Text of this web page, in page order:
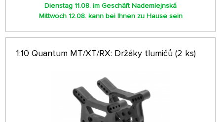
Dienstag 11.08. im Geschäft Nademlejnská
Mittwoch 12.08. kann bei Ihnen zu Hause sein
1:10 Quantum MT/XT/RX: Držáky tlumičů (2 ks)